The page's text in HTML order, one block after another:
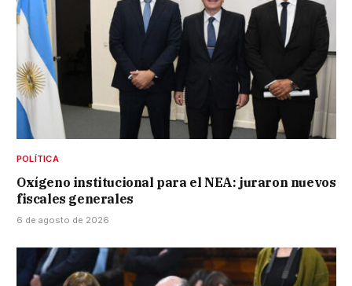
POLÍTICA
Oxígeno institucional para el NEA: juraron nuevos
fiscales generales
6 de agosto de 2026